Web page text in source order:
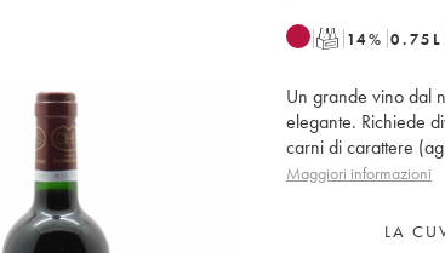
T 14% 0.75 L
Un grande vino dal
elegante. Richiede
carni di carattere
Maggiori informazioni
LA